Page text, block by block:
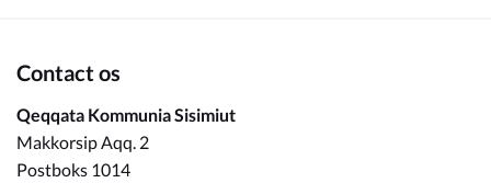
Contact os
Qeqqata Kommunia Sisimiut
Makkorsip Aqq. 2
Postboks 1014